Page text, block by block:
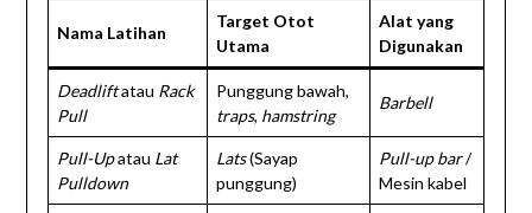
Nama Latihan
Target Otot
Utama
Alat yang
Digunakan
Deadliftatau Rack
Pull
Punggung bawah,
traps, hamstring
Barbell
Pull-Upatau Lat
Pulldown
Lats(Sayap
punggung)
Pull-up bar/
Mesin kabel